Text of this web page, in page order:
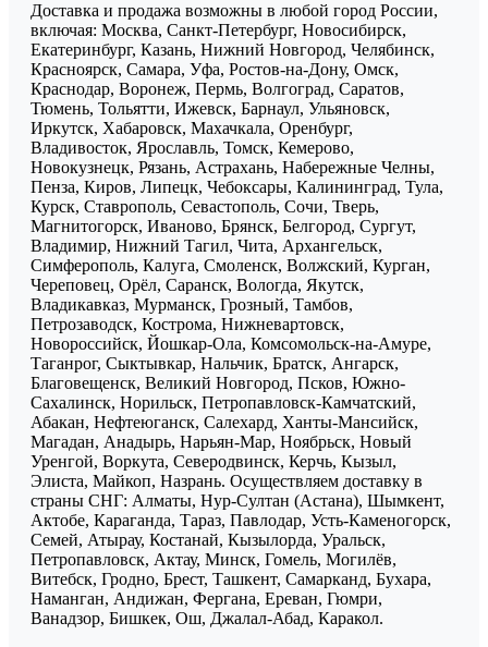
Доставка и продажа возможны в любой город России,
включая: Москва, Санкт-Петербург, Новосибирск,
Екатеринбург, Казань, Нижний Новгород, Челябинск,
Красноярск, Самара, Уфа, Ростов-на-Дону, Омск,
Краснодар, Воронеж, Пермь, Волгоград, Саратов,
Тюмень, Тольятти, Ижевск, Барнаул, Ульяновск,
Иркутск, Хабаровск, Махачкала, Оренбург,
Владивосток, Ярославль, Томск, Кемерово,
Новокузнецк, Рязань, Астрахань, Набережные Челны,
Пенза, Киров, Липецк, Чебоксары, Калининград, Тула,
Курск, Ставрополь, Севастополь, Сочи, Тверь,
Магнитогорск, Иваново, Брянск, Белгород, Сургут,
Владимир, Нижний Тагил, Чита, Архангельск,
Симферополь, Калуга, Смоленск, Волжский, Курган,
Череповец, Орёл, Саранск, Вологда, Якутск,
Владикавказ, Мурманск, Грозный, Тамбов,
Петрозаводск, Кострома, Нижневартовск,
Новороссийск, Йошкар-Ола, Комсомольск-на-Амуре,
Таганрог, Сыктывкар, Нальчик, Братск, Ангарск,
Благовещенск, Великий Новгород, Псков, Южно-
Сахалинск, Норильск, Петропавловск-Камчатский,
Абакан, Нефтеюганск, Салехард, Ханты-Мансийск,
Магадан, Анадырь, Нарьян-Мар, Ноябрьск, Новый
Уренгой, Воркута, Северодвинск, Керчь, Кызыл,
Элиста, Майкоп, Назрань. Осуществляем доставку в
страны СНГ: Алматы, Нур-Султан (Астана), Шымкент,
Актобе, Караганда, Тараз, Павлодар, Усть-Каменогорск,
Семей, Атырау, Костанай, Кызылорда, Уральск,
Петропавловск, Актау, Минск, Гомель, Могилёв,
Витебск, Гродно, Брест, Ташкент, Самарканд, Бухара,
Наманган, Андижан, Фергана, Ереван, Гюмри,
Ванадзор, Бишкек, Ош, Джалал-Абад, Каракол.